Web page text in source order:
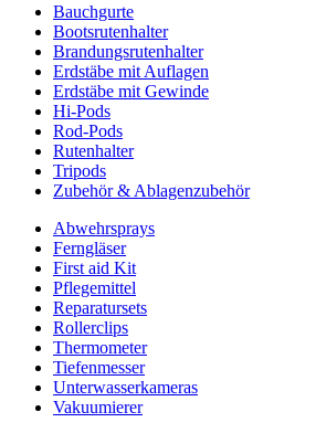
Bauchgurte
Bootsrutenhalter
Brandungsrutenhalter
Erdstäbe mit Auflagen
Erdstäbe mit Gewinde
Hi-Pods
Rod-Pods
Rutenhalter
Tripods
Zubehör & Ablagenzubehör
Abwehrsprays
Ferngläser
First aid Kit
Pflegemittel
Reparatursets
Rollerclips
Thermometer
Tiefenmesser
Unterwasserkameras
Vakuumierer